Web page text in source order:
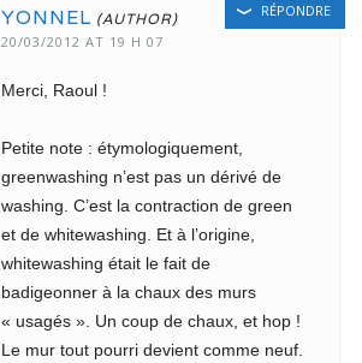
YONNEL
20/03/2012 AT 19 H 07
Merci, Raoul !
Petite note : étymologiquement,
greenwashing n’est pas un dérivé de
washing. C’est la contraction de green
et de whitewashing. Et à l’origine,
whitewashing était le fait de
badigeonner à la chaux des murs
« usagés ». Un coup de chaux, et hop !
Le mur tout pourri devient comme neuf.
RÉPONDRE